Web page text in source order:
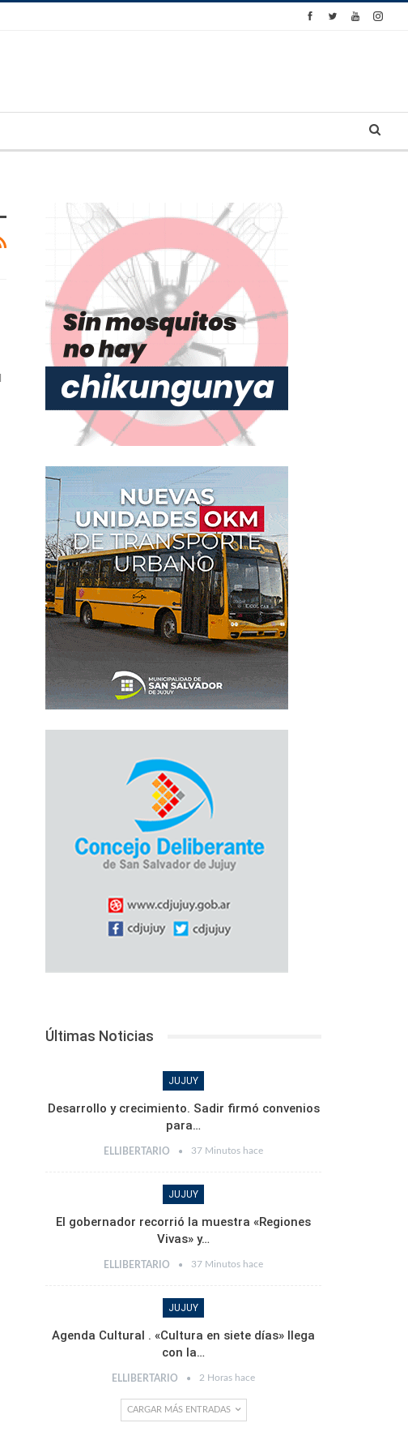
Últimas Noticias
JUJUY
Desarrollo y crecimiento. Sadir firmó convenios
para…
ELLIBERTARIO 37 Minutos hace
JUJUY
El gobernador recorrió la muestra «Regiones
Vivas» y…
ELLIBERTARIO 37 Minutos hace
JUJUY
Agenda Cultural . «Cultura en siete días» llega
con la…
ELLIBERTARIO 2 Horas hace
CARGAR MÁS ENTRADAS